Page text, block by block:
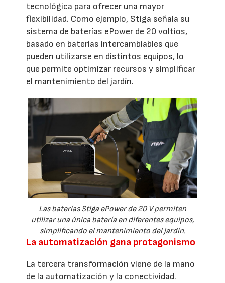
tecnológica para ofrecer una mayor
flexibilidad. Como ejemplo, Stiga señala su
sistema de baterías ePower de 20 voltios,
basado en baterías intercambiables que
pueden utilizarse en distintos equipos, lo
que permite optimizar recursos y simplificar
el mantenimiento del jardín.
Las baterías Stiga ePower de 20 V permiten
utilizar una única batería en diferentes equipos,
simplificando el mantenimiento del jardín.
La automatización gana protagonismo
La tercera transformación viene de la mano
de la automatización y la conectividad.